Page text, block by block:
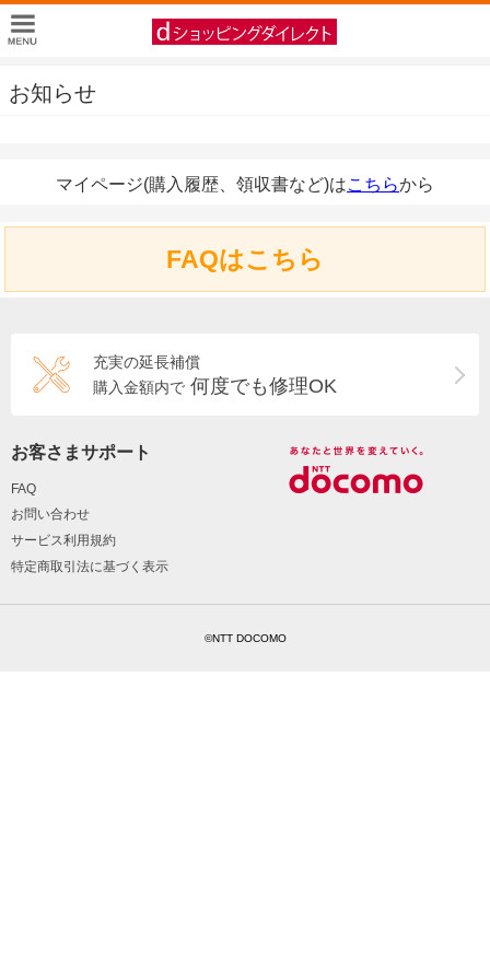
お知らせ
マイページ(購入履歴、領収書など)はこちらから
FAQはこちら
充実の延長補償
購入金額内で 何度でも修理OK
お客さまサポート
FAQ
お問い合わせ
サービス利用規約
特定商取引法に基づく表示
©NTT DOCOMO